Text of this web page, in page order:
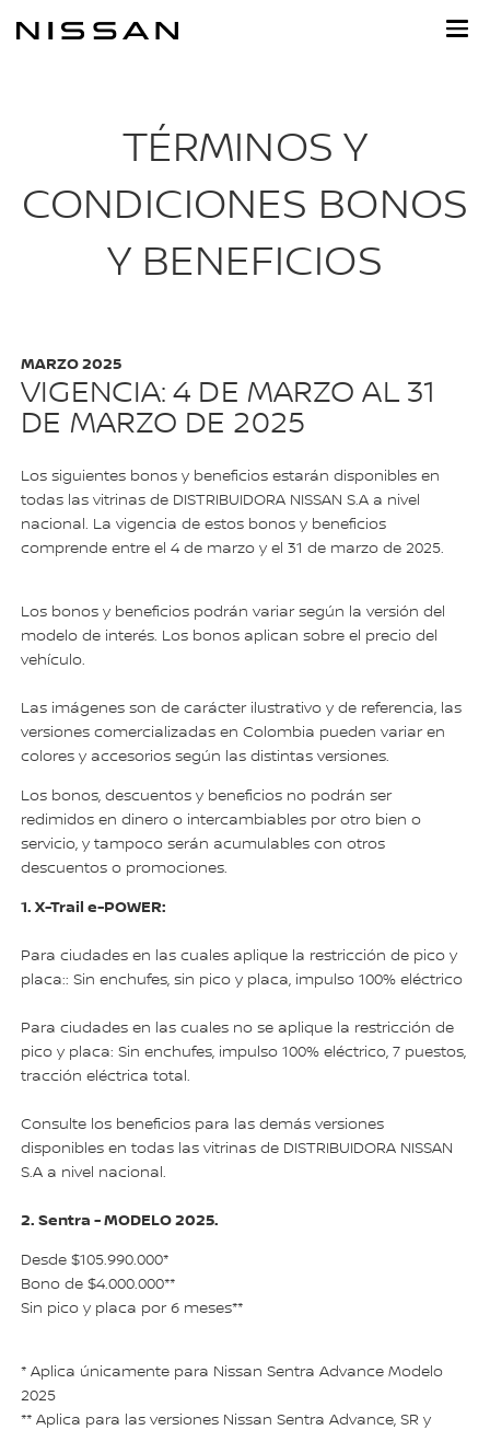
TÉRMINOS Y
CONDICIONES BONOS
Y BENEFICIOS
VIGENCIA: 4 DE MARZO AL 31
DE MARZO DE 2025
MARZO 2025
Los siguientes bonos y beneficios estarán disponibles en
todas las vitrinas de DISTRIBUIDORA NISSAN S.A a nivel
nacional. La vigencia de estos bonos y beneficios
comprende entre el 4 de marzo y el 31 de marzo de 2025.
Los bonos y beneficios podrán variar según la versión del
modelo de interés. Los bonos aplican sobre el precio del
vehículo.
Las imágenes son de carácter ilustrativo y de referencia, las
versiones comercializadas en Colombia pueden variar en
colores y accesorios según las distintas versiones.
Los bonos, descuentos y beneficios no podrán ser
redimidos en dinero o intercambiables por otro bien o
servicio, y tampoco serán acumulables con otros
descuentos o promociones.
1. X-Trail e-POWER:
Para ciudades en las cuales aplique la restricción de pico y
placa:: Sin enchufes, sin pico y placa, impulso 100% eléctrico
Para ciudades en las cuales no se aplique la restricción de
pico y placa: Sin enchufes, impulso 100% eléctrico, 7 puestos,
tracción eléctrica total.
Consulte los beneficios para las demás versiones
disponibles en todas las vitrinas de DISTRIBUIDORA NISSAN
S.A a nivel nacional.
2. Sentra - MODELO 2025.
Desde $105.990.000*
Bono de $4.000.000**
Sin pico y placa por 6 meses**
* Aplica únicamente para Nissan Sentra Advance Modelo
2025
** Aplica para las versiones Nissan Sentra Advance, SR y